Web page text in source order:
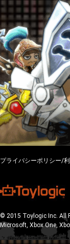
プライバシーポリシー/
© 2015 Toylogic Inc. All
Microsoft, Xbox One,